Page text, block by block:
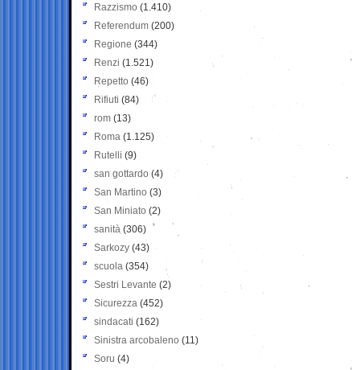
Razzismo (1.410)
Referendum (200)
Regione (344)
Renzi (1.521)
Repetto (46)
Rifiuti (84)
rom (13)
Roma (1.125)
Rutelli (9)
san gottardo (4)
San Martino (3)
San Miniato (2)
sanità (306)
Sarkozy (43)
scuola (354)
Sestri Levante (2)
Sicurezza (452)
sindacati (162)
Sinistra arcobaleno (11)
Soru (4)